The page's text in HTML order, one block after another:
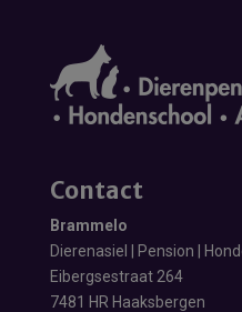
Contact
Brammelo
Dierenasiel | Pension |
Eibergsestraat 264
7481 HR Haaksbergen